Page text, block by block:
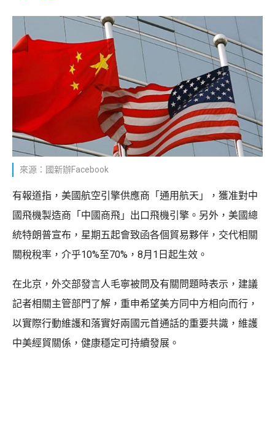
來源：國新辦Facebook
有報道指，美國航空引擎供應商「通用航天」，獲准對中
國飛機製造商「中國商飛」出口飛機引擎。另外，美國總
統特朗普宣布，星期五起會致函各個貿易夥伴，交代相關
關稅稅率，介乎10%至70%，8月1日起生效。
在北京，外交部發言人毛寧被問及有關問題時表示，建議
記者相關主管部門了解，重申希望美方同中方相向而行，
以實際行動維護和落實好兩國元首通話的重要共識，維護
中美經貿關係，健康穩定可持續發展。